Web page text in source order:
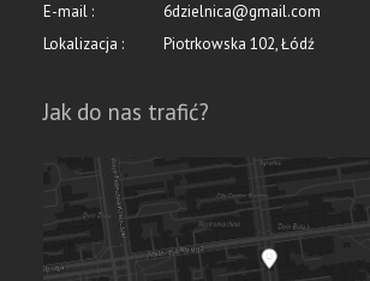
E-mail :
6dzielnica@gmail.com
Lokalizacja :
Piotrkowska 102, Łódź
Jak do nas trafić?